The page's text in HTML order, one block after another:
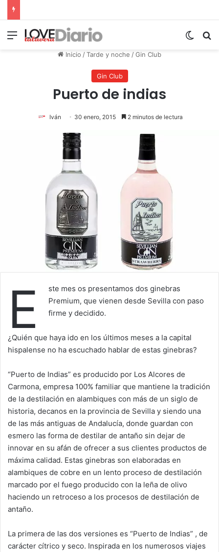
Menú
Inicio /Tarde y noche /Gin Club
Gin Club
Puerto de indias
Iván 30 enero, 2015 2 minutos de lectura
E
ste mes os presentamos dos ginebras
Premium, que vienen desde Sevilla con paso
firme y decidido.
¿Quién que haya ido en los últimos meses a la capital
hispalense no ha escuchado hablar de estas ginebras?
“Puerto de Indias” es producido por Los Alcores de
Carmona, empresa 100% familiar que mantiene la tradición
de la destilación en alambiques con más de un siglo de
historia, decanos en la provincia de Sevilla y siendo una
de las más antiguas de Andalucía, donde guardan con
esmero las forma de destilar de antaño sin dejar de
innovar en su afán de ofrecer a sus clientes productos de
máxima calidad. Estas ginebras son elaboradas en
alambiques de cobre en un lento proceso de destilación
marcado por el fuego producido con la leña de olivo
haciendo un retroceso a los procesos de destilación de
antaño.
La primera de las dos versiones es “Puerto de Indias” , de
carácter cítrico y seco. Inspirada en los numerosos viajes